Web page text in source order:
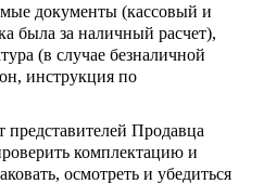
документы (кассовый и
была за наличный расчет),
(в случае безналичной
инструкция по
Продавца
комплектацию и
осмотреть и убедиться